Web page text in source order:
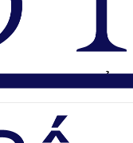
TRANG CHỦ